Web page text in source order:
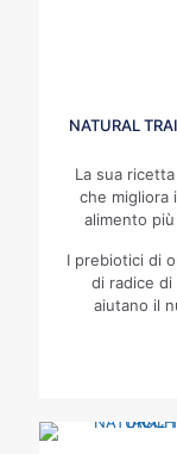
NATURAL
La sua
che migliora
alimento
I prebiotici di
di radice di
aiutano il